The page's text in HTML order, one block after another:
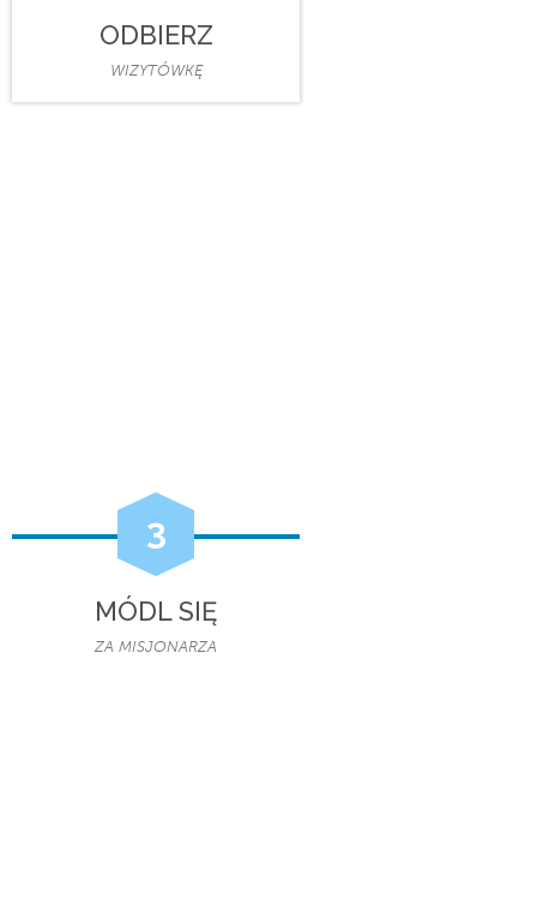
ODBIERZ
WIZYTÓWKĘ
3
MÓDL SIĘ
ZA MISJONARZA